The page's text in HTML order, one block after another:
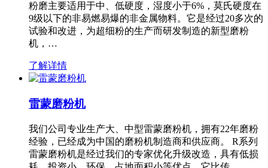
粉磨主要适用于中、低硬度，湿度小于6%，莫氏硬度在
9级以下的非易燃易爆的非金属物料。它是经过20多次的
试验和改进，为超细粉的生产而研发制造的新型磨粉
机，…
了解详情
雷蒙磨粉机
我们公司专业生产大、中型雷蒙磨粉机，拥有22年磨粉
经验，已经成为中国的磨粉机制造商和供应商。 R系列
雷蒙磨粉机是经过我们的专家优化升级改造，具有低损